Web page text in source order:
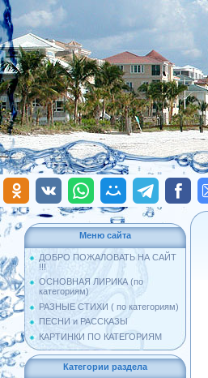
Меню сайта
ДОБРО ПОЖАЛОВАТЬ НА САЙТ
!!!
ОСНОВНАЯ ЛИРИКА (по
категориям)
РАЗНЫЕ СТИХИ ( по категориям)
ПЕСНИ и РАССКАЗЫ
КАРТИНКИ ПО КАТЕГОРИЯМ
Категории раздела